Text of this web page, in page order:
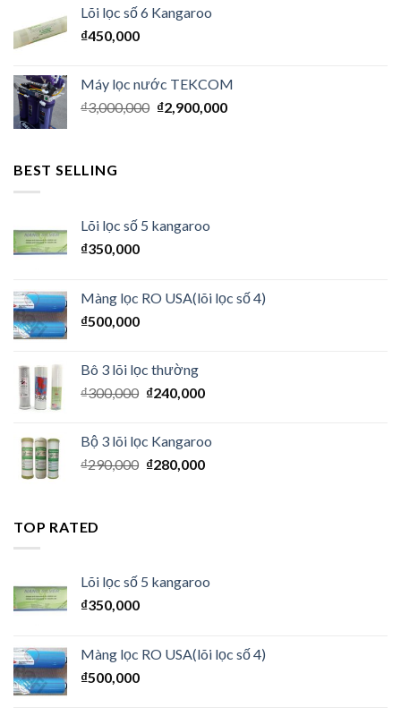
Lõi lọc số 6 Kangaroo
₫450,000
Máy lọc nước TEKCOM
₫3,000,000 ₫2,900,000
BEST SELLING
Lõi lọc số 5 kangaroo
₫350,000
Màng lọc RO USA(lõi lọc số 4)
₫500,000
Bô 3 lõi lọc thường
₫300,000 ₫240,000
Bộ 3 lõi lọc Kangaroo
₫290,000 ₫280,000
TOP RATED
Lõi lọc số 5 kangaroo
₫350,000
Màng lọc RO USA(lõi lọc số 4)
₫500,000